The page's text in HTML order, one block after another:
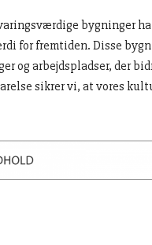
bygninger
for fremtiden. Disse
og arbejdspladser, der
sikrer vi, at vores